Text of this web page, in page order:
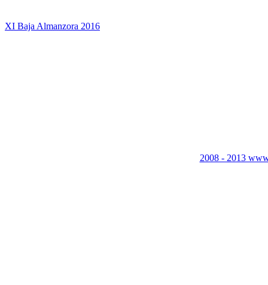
XI Baja Almanzora 2016
2008 - 2013